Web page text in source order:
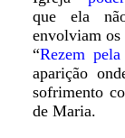
que ela
envolviam os
“Rezem
aparição
sofrimento
de Maria.